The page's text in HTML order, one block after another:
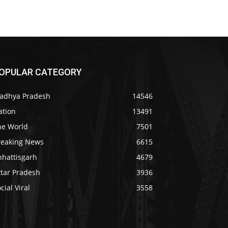
CATEGORY
Pradesh
14546
13491
World
7501
News
6615
4679
Pradesh
3936
Viral
3558